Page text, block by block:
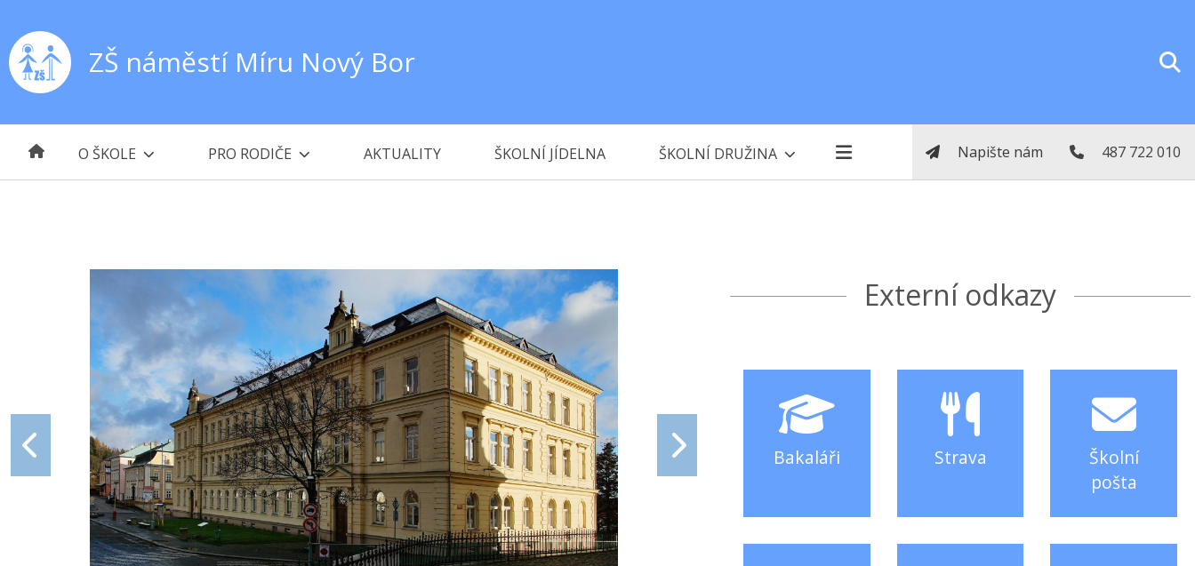
ZŠ náměstí Míru Nový Bor
O ŠKOLE PRO RODIČE AKTUALITY ŠKOLNÍ JÍDELNA ŠKOLNÍ DRUŽINA Napište nám 487 722 010
Externí odkazy
Bakaláři Strava
Školní
pošta